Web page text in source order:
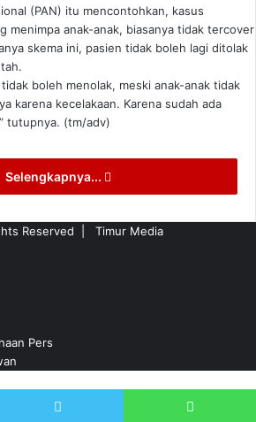
(PAN) itu mencontohkan, kasus
menimpa anak-anak, biasanya tidak tercover
skema ini, pasien tidak boleh lagi ditolak
boleh menolak, meski anak-anak tidak
karena kecelakaan. Karena sudah ada
tutupnya. (tm/adv)
Selengkapnya...
Reserved |
Timur Media
Pers